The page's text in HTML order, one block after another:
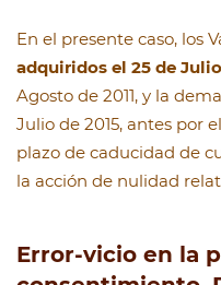
En el presente caso, los
adquiridos el 25 de
Agosto de 2011, y la
Julio de 2015, antes por
plazo de caducidad de
la acción de nulidad
Error-vicio en la